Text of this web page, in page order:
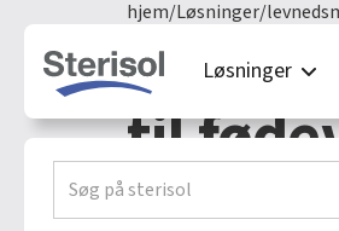
Løsninger
hjem/Løsninger/
til
Hygiejne er